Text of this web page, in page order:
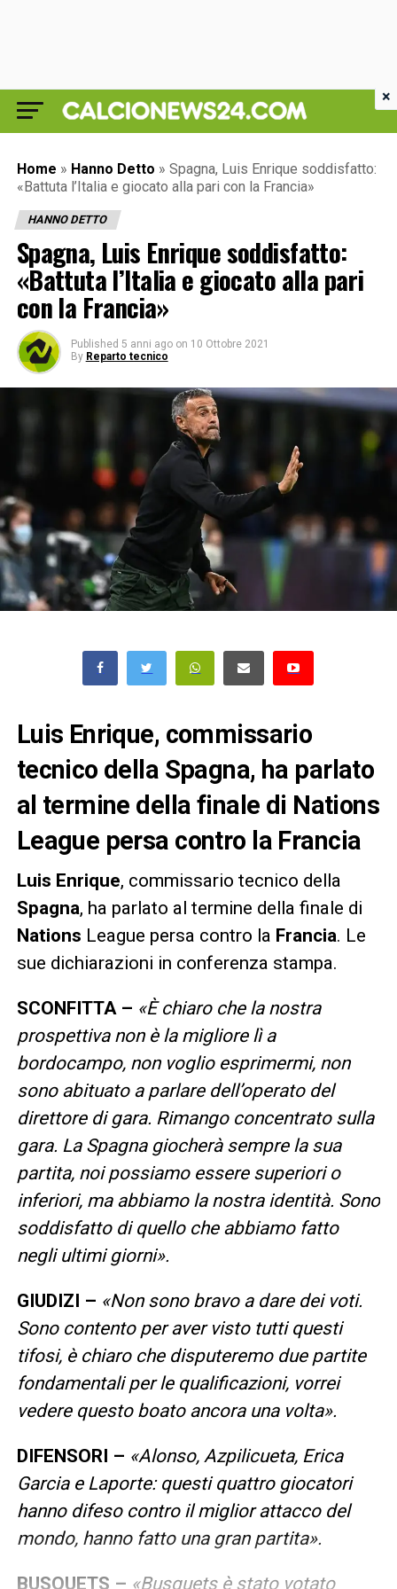
Home » Hanno Detto » Spagna, Luis Enrique soddisfatto:
«Battuta l’Italia e giocato alla pari con la Francia»
HANNO DETTO
Spagna, Luis Enrique soddisfatto:
«Battuta l’Italia e giocato alla pari
con la Francia»
Published 5 anni ago on 10 Ottobre 2021
By Reparto tecnico
Luis Enrique, commissario
tecnico della Spagna, ha parlato
al termine della finale di Nations
League persa contro la Francia
Luis Enrique, commissario tecnico della
Spagna, ha parlato al termine della finale di
Nations League persa contro la Francia. Le
sue dichiarazioni in conferenza stampa.
SCONFITTA – «È chiaro che la nostra
prospettiva non è la migliore lì a
bordocampo, non voglio esprimermi, non
sono abituato a parlare dell’operato del
direttore di gara. Rimango concentrato sulla
gara. La Spagna giocherà sempre la sua
partita, noi possiamo essere superiori o
inferiori, ma abbiamo la nostra identità. Sono
soddisfatto di quello che abbiamo fatto
negli ultimi giorni».
GIUDIZI – «Non sono bravo a dare dei voti.
Sono contento per aver visto tutti questi
tifosi, è chiaro che disputeremo due partite
fondamentali per le qualificazioni, vorrei
vedere questo boato ancora una volta».
DIFENSORI – «Alonso, Azpilicueta, Erica
Garcia e Laporte: questi quattro giocatori
hanno difeso contro il miglior attacco del
mondo, hanno fatto una gran partita».
BUSQUETS – «Busquets è stato votato
×